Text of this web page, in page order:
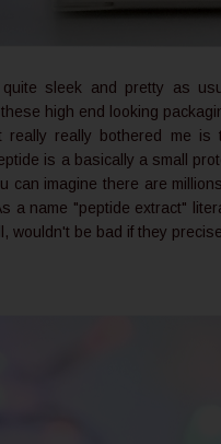
sleek and pretty as
high end looking
really really bothered me is
is a basically a small
can imagine there are
a name "peptide extract"
wouldn't be bad if they